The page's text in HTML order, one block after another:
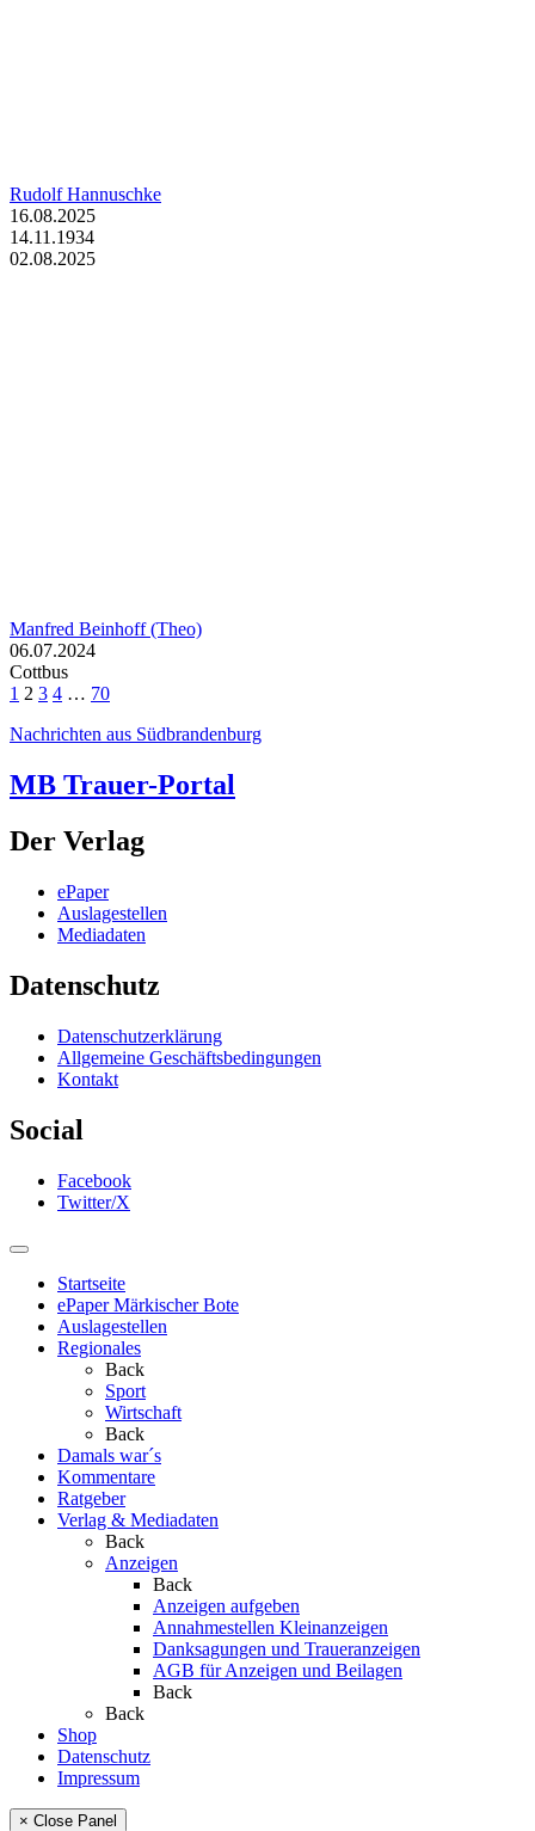
Rudolf Hannuschke
16.08.2025
14.11.1934
02.08.2025
Manfred Beinhoff (Theo)
06.07.2024
Cottbus
1 2 3 4 … 70
Nachrichten aus Südbrandenburg
MB Trauer-Portal
Der Verlag
ePaper
Auslagestellen
Mediadaten
Datenschutz
Datenschutzerklärung
Allgemeine Geschäftsbedingungen
Kontakt
Social
Facebook
Twitter/X
Startseite
ePaper Märkischer Bote
Auslagestellen
Regionales
Back
Sport
Wirtschaft
Back
Damals war´s
Kommentare
Ratgeber
Verlag & Mediadaten
Back
Anzeigen
Back
Anzeigen aufgeben
Annahmestellen Kleinanzeigen
Danksagungen und Traueranzeigen
AGB für Anzeigen und Beilagen
Back
Back
Shop
Datenschutz
Impressum
× Close Panel